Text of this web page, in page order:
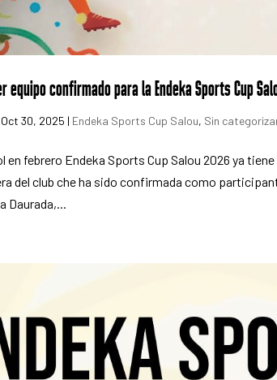
equipo confirmado para la Endeka Sports Cup
Oct 30, 2025 | Endeka Sports Cup Salou, Sin
en febrero Endeka Sports Cup Salou 2026 ya
del club che ha sido confirmada como
Daurada,...